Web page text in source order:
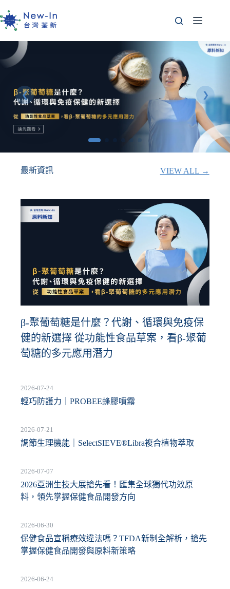
至
主
要
容
最新資訊 VIEW ALL →
β-聚葡萄糖是什麼？代謝、循環與免疫保
健的新選擇 從功能性食品草案，看β-聚葡
萄糖的多元應用潛力
2026-07-24
輕巧防護力｜PROBEE蜂膠噴霧
2026-07-21
調節生理機能｜SelectSIEVE®Libra複合植物萃取
2026-07-07
2026亞洲生技大展搶先看！匯集全球獨代功效原
料，領先掌握保健食品開發方向
2026-06-30
保健食品宣稱療效違法嗎？TFDA新制全解析，搶先
掌握保健食品開發與原料新策略
2026-06-24